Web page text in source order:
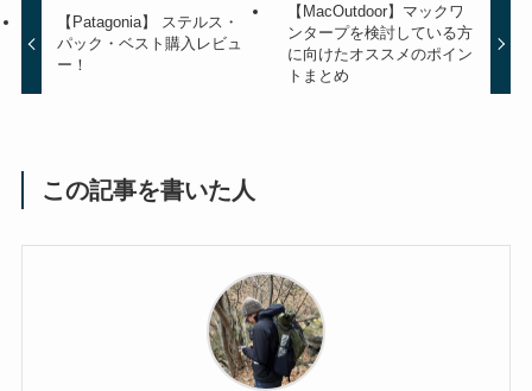
【Patagonia】 ステルス・
パック・ベスト購入レビュ
ー！
【MacOutdoor】マックワ
ンタープを検討している方
に向けたオススメのポイン
トまとめ
この記事を書いた人